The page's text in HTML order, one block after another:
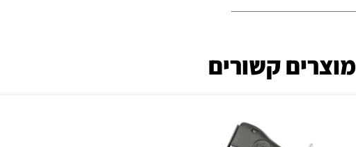
מוצרים קשורים